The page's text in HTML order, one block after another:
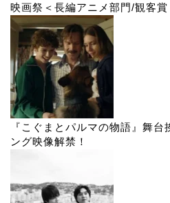
映画祭＜長編アニメ部門/観客
『こぐまとパルマの物語』舞
ング映像解禁！